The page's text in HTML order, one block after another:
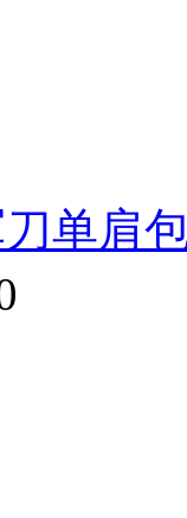
单肩